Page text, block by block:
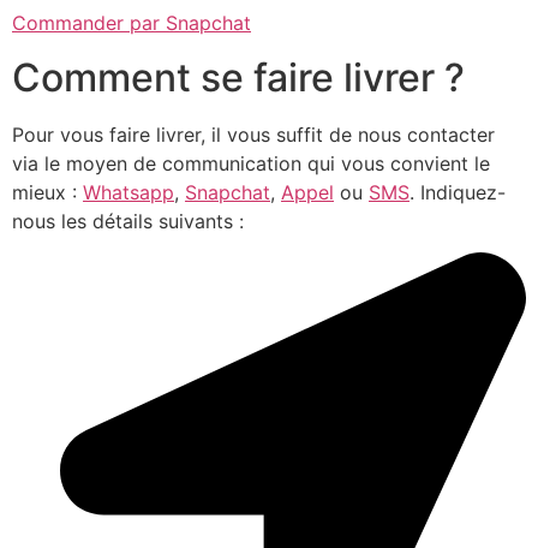
Commander par Snapchat
Comment se faire livrer ?
Pour vous faire livrer, il vous suffit de nous contacter
via le moyen de communication qui vous convient le
mieux : Whatsapp, Snapchat, Appel ou SMS. Indiquez-
nous les détails suivants :